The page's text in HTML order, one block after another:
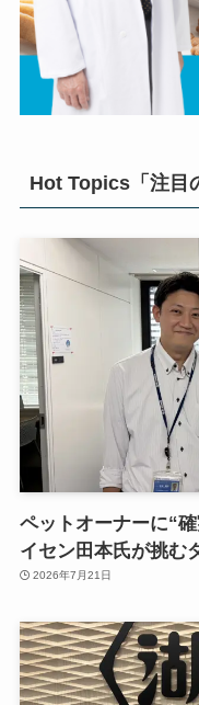
Hot Topics「注目
ペットオーナーに“
イセン田本氏が挑む
2026年7月21日